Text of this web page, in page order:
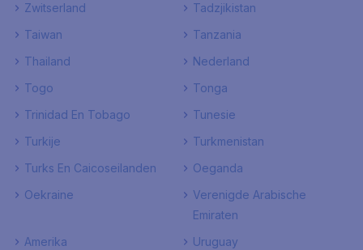
Zwitserland
Tadzjikistan
Taiwan
Tanzania
Thailand
Nederland
Togo
Tonga
Trinidad En Tobago
Tunesie
Turkije
Turkmenistan
Turks En Caicoseilanden
Oeganda
Oekraine
Verenigde Arabische
Emiraten
Amerika
Uruguay